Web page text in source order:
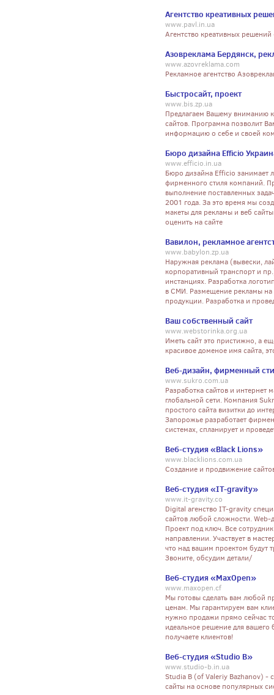
Агентство креативных
www.pavl.in.ua
Агентство креативных
Азовреклама Бердянск,
www.azovreklama.com
Рекламное агентство
Быстросайт, проект
www.bis.zp.ua
Предлагаем Вашему вниманию
сайтов. Программа позволит
информацию о себе и своей
Бюро дизайна Efficio
www.efficio.in.ua
Бюро дизайна Efficio занимает
фирменного стиля компаний.
выполнение поставленных
2001 года. За это время мы
макеты для рекламы и веб
оценить на сайте
Вавилон, рекламное
www.babylon.zp.ua
Наружная реклама (вывески,
корпоративный транспорт и
инстанциях. Разработка
в СМИ. Размещение рекламы на
продукции. Разработка и
Ваш собственный сайт
www.webstorinka.org.ua
Иметь сайт это пристижно, а
красивое доменое имя сайта,
Веб-дизайн, фирменный
www.sukro.com.ua
Разработка сайтов и интернет
глобальной сети. Компания
простого сайта визитки до
Запорожье разработает
системах, спланирует и
Веб-студия «Black Lions»
www.blacklions.com.ua
Создание и продвижение
Веб-студия «IT-gravity»
www.it-gravity.co
Digital агенство IT-gravity
сайтов любой сложности. Web-
Проект под ключ. Все
направлении. Участвует в
что над вашим проектом будут
Звоните, обсудим детали/
Веб-студия «MaxOpen»
www.maxopen.cf
Мы готовы сделать вам любой
ценам. Мы гарантируем вам
нужно продажи прямо сейчас
идеальное решение для вашего
получаете клиентов!
Веб-студия «Studio B»
www.studio-b.in.ua
Studia B (of Valeriy Bazhanov) -
сайты на основе популярных